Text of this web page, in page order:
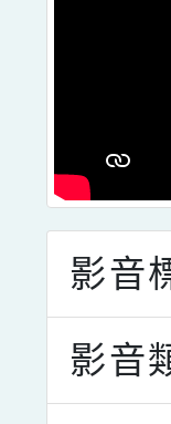
影音
影音